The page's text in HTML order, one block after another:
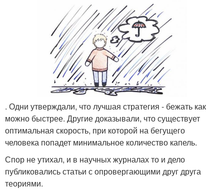
. Одни утверждали, что лучшая стратегия - бежать как
можно быстрее. Другие доказывали, что существует
оптимальная скорость, при которой на бегущего
человека попадет минимальное количество капель.
Спор не утихал, и в научных журналах то и дело
публиковались статьи с опровергающими друг друга
теориями.